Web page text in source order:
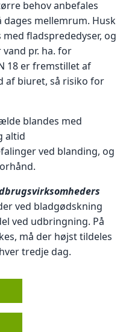
behov anbefales
mellemrum. Husk
fladsprededyser, og
pr. ha. for
18 er fremstillet af
af biuret, så risiko for
blandes med
altid
ved blanding, og
ved bladgødskning
ved udbringning. På
må der højst tildeles
tredje dag.